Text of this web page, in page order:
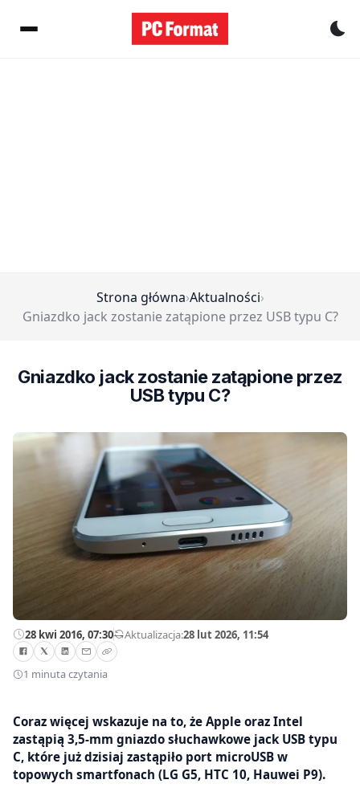
Strona główna›Aktualności›
Gniazdko jack zostanie zatąpione przez USB typu C?
Gniazdko jack zostanie zatąpione przez
USB typu C?
28 kwi 2016, 07:30—Aktualizacja:28 lut 2026, 11:54
1 minuta czytania
Coraz więcej wskazuje na to, że Apple oraz Intel
zastąpią 3,5-mm gniazdo słuchawkowe jack USB typu
C, które już dzisiaj zastąpiło port microUSB w
topowych smartfonach (LG G5, HTC 10, Hauwei P9).